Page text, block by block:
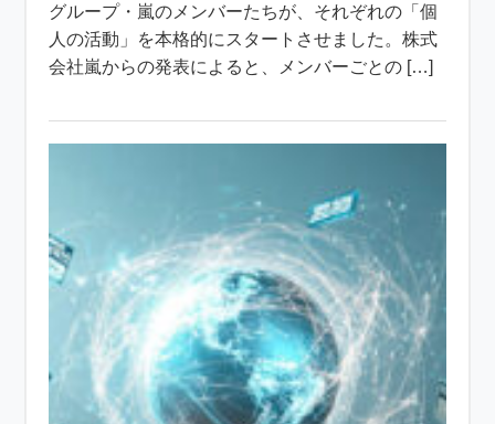
グループ・嵐のメンバーたちが、それぞれの「個
人の活動」を本格的にスタートさせました。株式
会社嵐からの発表によると、メンバーごとの […]